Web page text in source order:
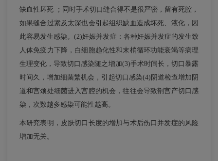
缺血性坏死 ；同时手术切口缝合得不是很严密，留有死腔，
如果缝合过紧及太深也会引起组织缺血造成坏死、液化，因
此容易发生感染。(2)妊娠并发症：各种妊娠并发症的发生致
人体免疫力下降，白细胞趋化性和末梢循环功能衰竭等病理
生理变化，导致切口感染随之增加(3)手术时间长，切口暴露
时间久，增加细菌繁机会，引起切口感染(4)阴道检查增加阴
道和宫颈处细菌进入宫腔的机会，往往会导致剖宫产切口感
染，次数越多感染可能性越高。
本研究表明，皮肤切口长度的增加与术后伤口并发症的风险
增加无关。